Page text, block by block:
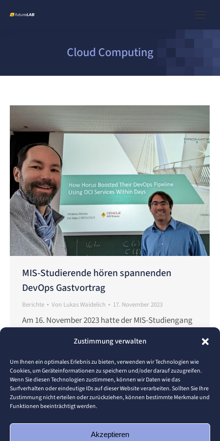
Zustimmung verwalten
Um Ihnen ein optimales Erlebnis zu bieten, verwenden wir Technologien wie
Cookies, um Geräteinformationen zu speichern und/oder darauf zuzugreifen.
Wenn Sie diesen Technologien zustimmen, können wir Daten wie das
Surfverhalten oder eindeutige IDs auf dieser Website verarbeiten. Sollten Sie Ihre
Zustimmung nicht erteilen oder zurückziehen, können bestimmte Merkmale und
Funktionen beeinträchtigt werden.
Akzeptieren
Cloud Computing
MIS-Studierende hören spannenden
DevOps Gastvortrag
Berichte Von Lukas Waidelich 17. November 2023
Am 16. November 2023 hatte der MIS-Studiengang
„Cloud Computing“ von Prof. Dr. Thomas Schuster
zu Gast. Die Veranstaltung bot den Studierenden
einen spannenden Einblick in die Praxis und damit
die Möglichkeit Geschäftsprozessmodellierung mit
dem Horus Business Modelers kennenzulernen.
Insbesondere beleuchtete der Experte
Herausforderungen und Lösungen im